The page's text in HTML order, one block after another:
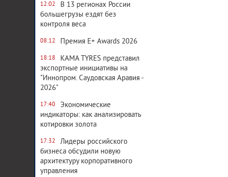
12:02
В 13 регионах России
большегрузы ездят без
контроля веса
08:12 Премия E+ Awards 2026
18:18
KAMA TYRES представил
экспортные инициативы на
"Иннопром. Саудовская Аравия -
2026"
17:40
Экономические
индикаторы: как анализировать
котировки золота
17:32
Лидеры российского
бизнеса обсудили новую
архитектуру корпоративного
управления